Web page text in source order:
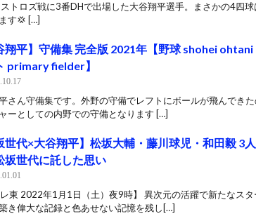
トロズ戦に3番DHで出場した大谷翔平選手。まさかの4四
す💢 […]
翔平】守備集 完全版 2021年【野球 shohei
primary fielder】
さん守備集です。外野の守備でレフトにボールが飛んでき
ーとしての内野での守備となります […]
世代×大谷翔平】松坂大輔・藤川球児・和田毅 3
坂世代に託した思い
レ東 2022年1月1日（土）夜9時】 異次元の活躍で新たなス
き偉大な記録と色あせない記憶を残し[…]